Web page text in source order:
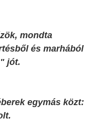
mondta
és marhából
jót.
egymás közt: